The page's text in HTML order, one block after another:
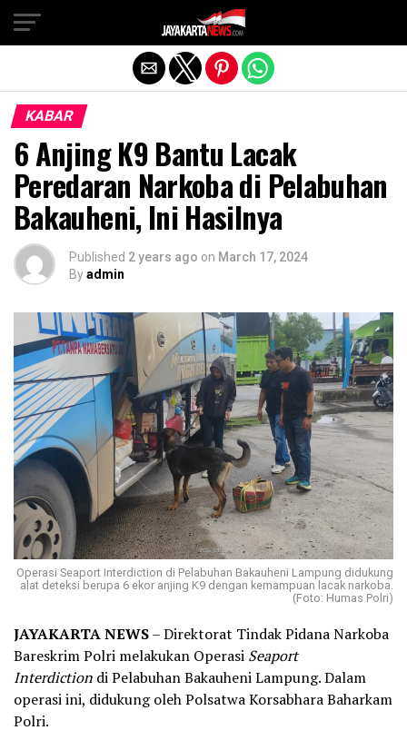
KABAR
6 Anjing K9 Bantu Lacak
Peredaran Narkoba di Pelabuhan
Bakauheni, Ini Hasilnya
Published 2 years ago on March 17, 2024
Byadmin
Operasi Seaport Interdiction di Pelabuhan Bakauheni Lampung didukung
alat deteksi berupa 6 ekor anjing K9 dengan kemampuan lacak narkoba.
(Foto: Humas Polri)
JAYAKARTA NEWS– Direktorat Tindak Pidana Narkoba
Bareskrim Polri melakukan Operasi Seaport
Interdiction di Pelabuhan Bakauheni Lampung. Dalam
operasi ini, didukung oleh Polsatwa Korsabhara Baharkam
Polri.
Exit mobile version